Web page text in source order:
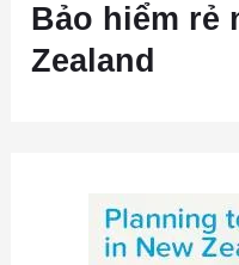
Bảo hiểm rẻ
Zealand